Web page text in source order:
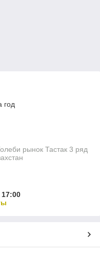
год
рынок Тастак 3 ряд